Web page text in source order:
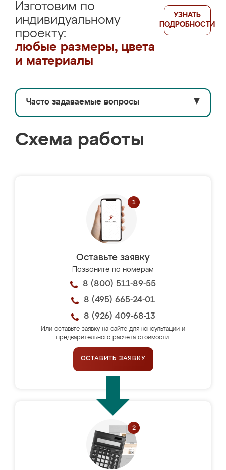
Изготовим по
индивидуальному
проекту:
любые размеры, цвета
и материалы
УЗНАТЬ
ПОДРОБНОСТИ
Часто задаваемые вопросы ▼
Схема работы
Оставьте заявку
Позвоните по номерам
8 (800) 511-89-55
8 (495) 665-24-01
8 (926) 409-68-13
Или оставьте заявку на сайте для консультации и
предварительного расчёта стоимости.
ОСТАВИТЬ ЗАЯВКУ